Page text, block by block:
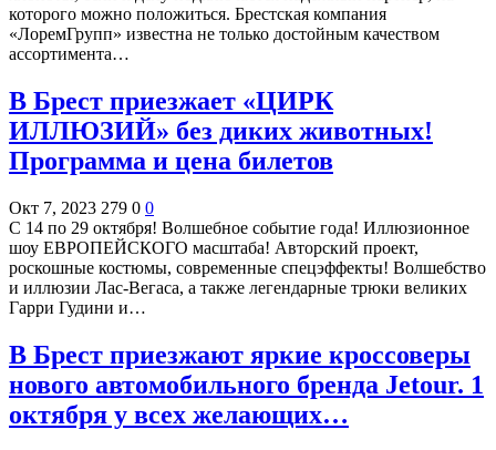
которого можно положиться. Брестская компания
«ЛоремГрупп» известна не только достойным качеством
ассортимента…
В Брест приезжает «ЦИРК
ИЛЛЮЗИЙ» без диких животных!
Программа и цена билетов
Окт 7, 2023 279 0 0
С 14 по 29 октября! Волшебное событие года! Иллюзионное
шоу ЕВРОПЕЙСКОГО масштаба! Авторский проект,
роскошные костюмы, современные спецэффекты! Волшебство
и иллюзии Лас-Вегаса, а также легендарные трюки великих
Гарри Гудини и…
В Брест приезжают яркие кроссоверы
нового автомобильного бренда Jetour. 1
октября у всех желающих…